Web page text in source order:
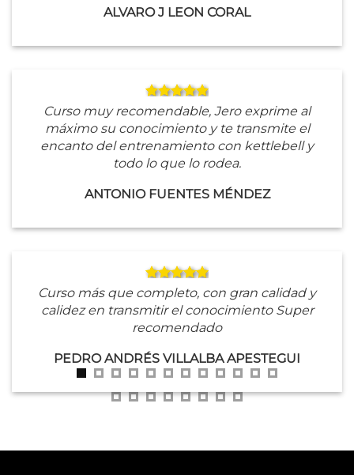
ALVARO J LEON CORAL
Curso muy recomendable, Jero exprime al
máximo su conocimiento y te transmite el
encanto del entrenamiento con kettlebell y
todo lo que lo rodea.
ANTONIO FUENTES MÉNDEZ
Curso más que completo, con gran calidad y
calidez en transmitir el conocimiento Super
recomendado
PEDRO ANDRÉS VILLALBA APESTEGUI